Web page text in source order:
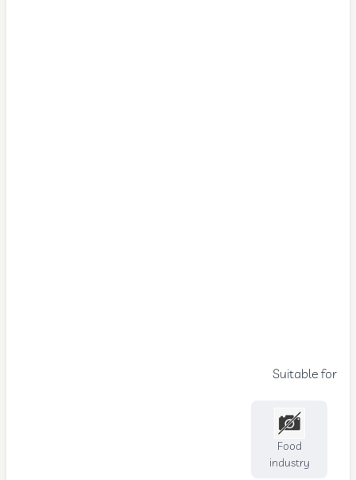
Suitable for
Food
industry